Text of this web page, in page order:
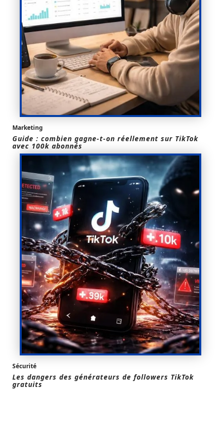
Marketing
Guide : combien gagne-t-on réellement sur TikTok
avec 100k abonnés
Sécurité
Les dangers des générateurs de followers TikTok
gratuits